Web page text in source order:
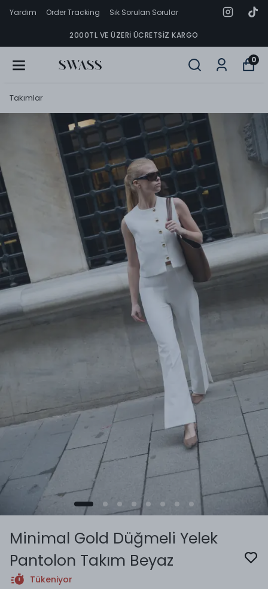
Yardım Order Tracking Sık Sorulan Sorular
2000TL VE ÜZERI ÜCRETSIZ KARGO
0
Takımlar
Minimal Gold Düğmeli Yelek
Pantolon Takım Beyaz
Tükeniyor